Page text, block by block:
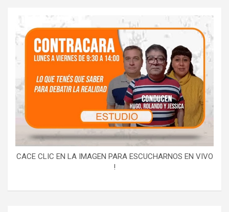
CACE CLIC EN LA IMAGEN PARA ESCUCHARNOS EN VIVO
!